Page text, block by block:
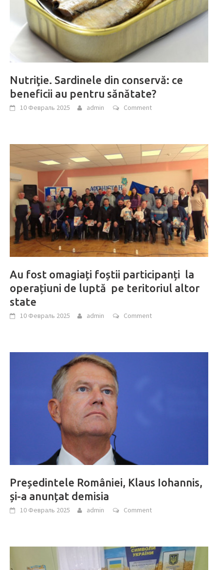
Nutriţie. Sardinele din conservă: ce
beneficii au pentru sănătate?
10 Февраль 2025 admin Comment
Au fost omagiați foștii participanți la
operațiuni de luptă pe teritoriul altor
state
10 Февраль 2025 admin Comment
Președintele României, Klaus Iohannis,
și-a anunțat demisia
10 Февраль 2025 admin Comment